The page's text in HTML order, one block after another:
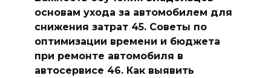
основам ухода за автомобилем для
снижения затрат 45. Советы по
оптимизации времени и бюджета
при ремонте автомобиля в
автосервисе 46. Как выявить